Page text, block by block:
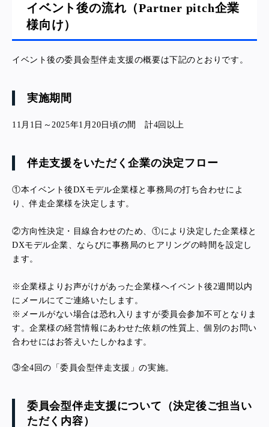
イベント後の流れ（Partner pitch企業
様向け）
イベント後の委員会型伴走支援の概要は下記のとおりです。
実施期間
11月1日～2025年1月20日頃の間 計4回以上
伴走支援をいただく企業の決定フロー
①本イベント後DXモデル企業様と事務局の打ち合わせによ
り、伴走企業様を決定します。
②方向性決定・目線合わせのため、①により決定した企業様と
DXモデル企業、ならびに事務局のヒアリングの時間を設定し
ます。
※企業様よりお声がけがあった企業様へイベント後2週間以内
にメールにてご連絡いたします。
※メールがない場合は恐れ入りますが委員会参加不可となりま
す。企業様の経営情報にあわせた依頼の性質上、個別のお問い
合わせにはお答えいたしかねます。
③全4回の「委員会型伴走支援」の実施。
委員会型伴走支援について（決定後ご担当い
ただく内容）